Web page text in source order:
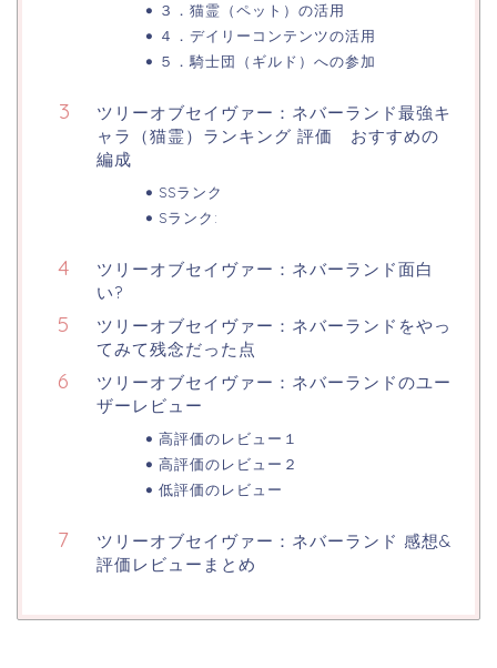
３．猫霊（ペット）の活用
４．デイリーコンテンツの活用
５．騎士団（ギルド）への参加
ツリーオブセイヴァー：ネバーランド最強キ
ャラ（猫霊）ランキング 評価 おすすめの
編成
SSランク
Sランク:
ツリーオブセイヴァー：ネバーランド面白
い?
ツリーオブセイヴァー：ネバーランドをやっ
てみて残念だった点
ツリーオブセイヴァー：ネバーランドのユー
ザーレビュー
高評価のレビュー１
高評価のレビュー２
低評価のレビュー
ツリーオブセイヴァー：ネバーランド 感想&
評価レビューまとめ